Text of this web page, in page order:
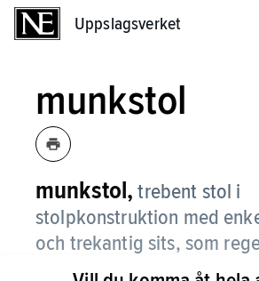
Uppslagsverket
munkstol
munkstol, trebent stol i
stolpkonstruktion med
och trekantig sits, som
med fornnordiskt